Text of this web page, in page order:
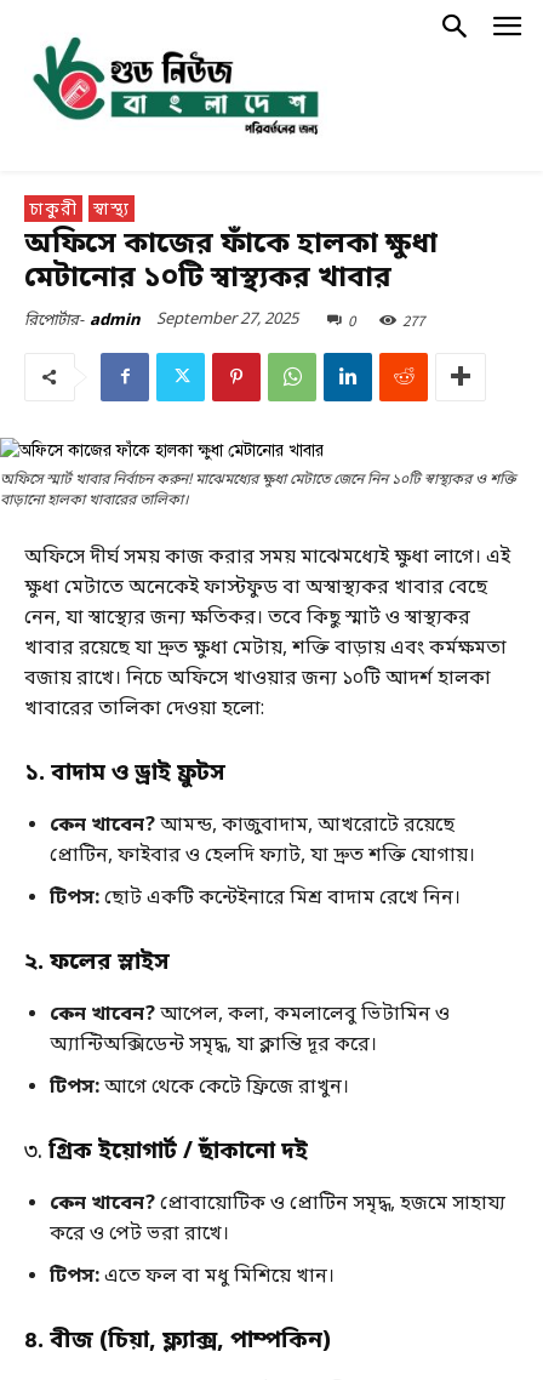
চাকুরী স্বাস্থ্য
অফিসে কাজের ফাঁকে হালকা ক্ষুধা
মেটানোর ১০টি স্বাস্থ্যকর খাবার
রিপোর্টার- admin September 27, 2025 0 277
অফিসে স্মার্ট খাবার নির্বাচন করুন! মাঝেমধ্যের ক্ষুধা মেটাতে জেনে নিন ১০টি স্বাস্থ্যকর ও শক্তি
বাড়ানো হালকা খাবারের তালিকা।
অফিসে দীর্ঘ সময় কাজ করার সময় মাঝেমধ্যেই ক্ষুধা লাগে। এই
ক্ষুধা মেটাতে অনেকেই ফাস্টফুড বা অস্বাস্থ্যকর খাবার বেছে
নেন, যা স্বাস্থ্যের জন্য ক্ষতিকর। তবে কিছু স্মার্ট ও স্বাস্থ্যকর
খাবার রয়েছে যা দ্রুত ক্ষুধা মেটায়, শক্তি বাড়ায় এবং কর্মক্ষমতা
বজায় রাখে। নিচে অফিসে খাওয়ার জন্য ১০টি আদর্শ হালকা
খাবারের তালিকা দেওয়া হলো:
১. বাদাম ও ড্রাই ফ্রুটস
কেন খাবেন?আমন্ড, কাজুবাদাম, আখরোটে রয়েছে
প্রোটিন, ফাইবার ও হেলদি ফ্যাট, যা দ্রুত শক্তি যোগায়।
টিপস:ছোট একটি কন্টেইনারে মিশ্র বাদাম রেখে নিন।
২. ফলের স্লাইস
কেন খাবেন?আপেল, কলা, কমলালেবু ভিটামিন ও
অ্যান্টিঅক্সিডেন্ট সমৃদ্ধ, যা ক্লান্তি দূর করে।
টিপস:আগে থেকে কেটে ফ্রিজে রাখুন।
৩. গ্রিক ইয়োগার্ট / ছাঁকানো দই
কেন খাবেন?প্রোবায়োটিক ও প্রোটিন সমৃদ্ধ, হজমে সাহায্য
করে ও পেট ভরা রাখে।
টিপস:এতে ফল বা মধু মিশিয়ে খান।
৪. বীজ (চিয়া, ফ্ল্যাক্স, পাম্পকিন)